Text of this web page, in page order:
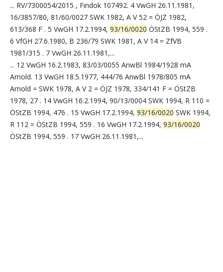
... RV/7300054/2015 , Findok 107492. 4 VwGH 26.11.1981,
16/3857/80, 81/60/0027 SWK 1982, A V 52 = ÖJZ 1982,
613/368 F . 5 VwGH 17.2.1994, 93/16/0020 ÖStZB 1994, 559 .
6 VfGH 27.6.1980, B 236/79 SWK 1981, A V 14 = ZfVB
1981/315 . 7 VwGH 26.11.1981,...
... 12 VwGH 16.2.1983, 83/03/0055 AnwBl 1984/1928 mA
Arnold. 13 VwGH 18.5.1977, 444/76 AnwBl 1978/805 mA
Arnold = SWK 1978, A V 2 = ÖJZ 1978, 334/141 F = ÖStZB
1978, 27 . 14 VwGH 16.2.1994, 90/13/0004 SWK 1994, R 110 =
ÖStZB 1994, 476 . 15 VwGH 17.2.1994, 93/16/0020 SWK 1994,
R 112 = ÖStZB 1994, 559 . 16 VwGH 17.2.1994, 93/16/0020
ÖStZB 1994, 559 . 17 VwGH 26.11.1981,...